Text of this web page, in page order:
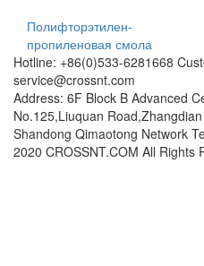
Полифторэтилен-
пропиленовая смола
Hotline: +86(0)533-6281668
service@crossnt.com
Address: 6F Block B Advanced
No.125,Liuquan
Shandong Qimaotong Network
2020 CROSSNT.COM All Rights